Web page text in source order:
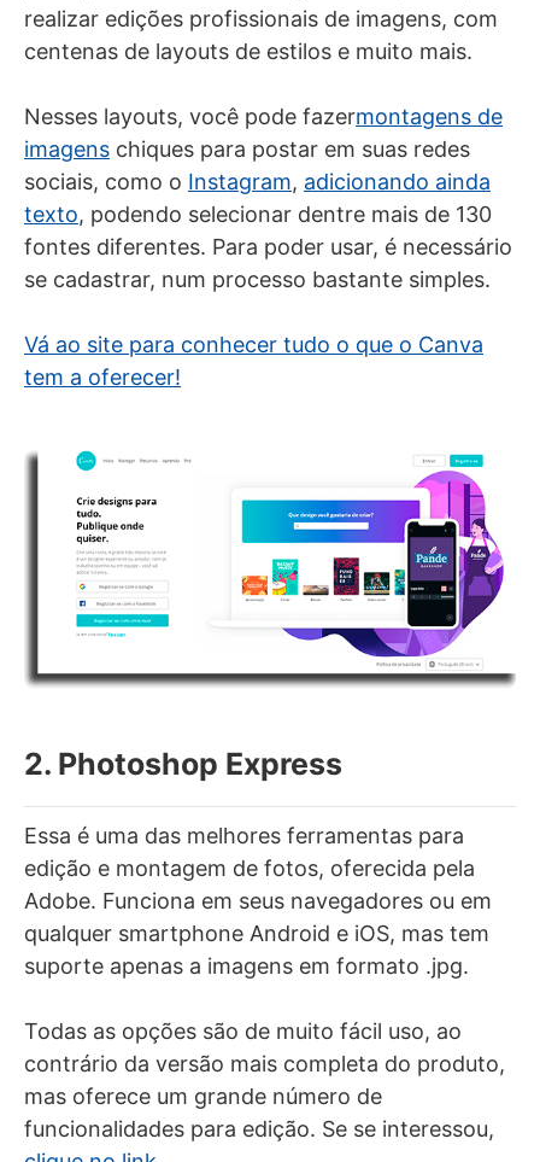
realizar edições profissionais de imagens, com
centenas de layouts de estilos e muito mais.
Nesses layouts, você pode fazermontagens de
imagens chiques para postar em suas redes
sociais, como o Instagram, adicionando ainda
texto, podendo selecionar dentre mais de 130
fontes diferentes. Para poder usar, é necessário
se cadastrar, num processo bastante simples.
Vá ao site para conhecer tudo o que o Canva
tem a oferecer!
2. Photoshop Express
Essa é uma das melhores ferramentas para
edição e montagem de fotos, oferecida pela
Adobe. Funciona em seus navegadores ou em
qualquer smartphone Android e iOS, mas tem
suporte apenas a imagens em formato .jpg.
Todas as opções são de muito fácil uso, ao
contrário da versão mais completa do produto,
mas oferece um grande número de
funcionalidades para edição. Se se interessou,